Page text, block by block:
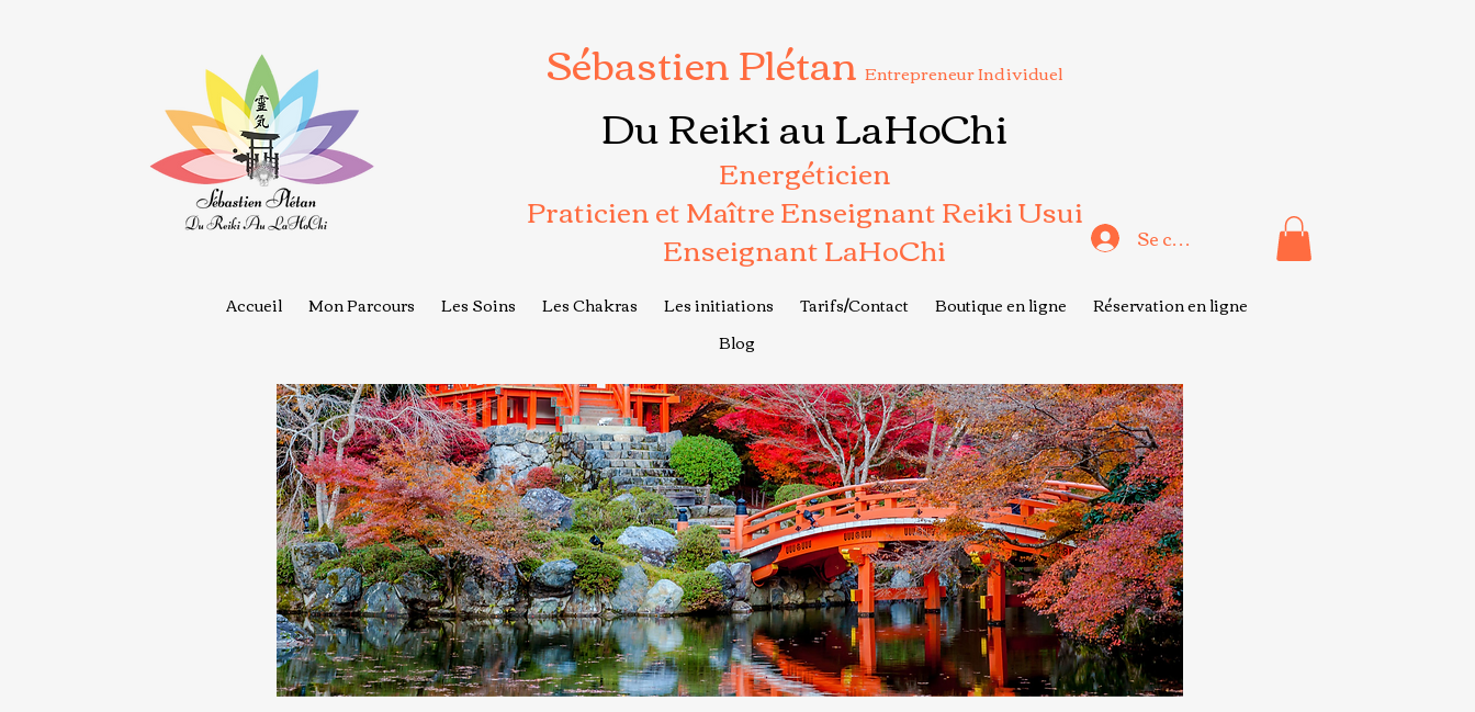
Sébastien Plétan Entrepreneur Individuel
Du Reiki au LaHoChi
Energéticien
Praticien et Maître Enseignant Reiki Usui
Enseignant LaHoChi Se connecter
Accueil Mon Parcours Les Soins Les Chakras Les initiations Tarifs/Contact Boutique en ligne
Réservation en ligne
Blog